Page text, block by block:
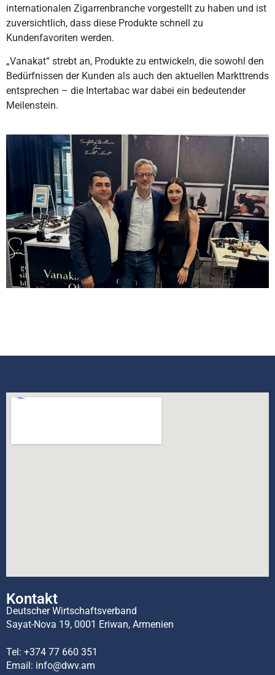
internationalen Zigarrenbranche vorgestellt zu haben und ist
zuversichtlich, dass diese Produkte schnell zu
Kundenfavoriten werden.
„Vanakat“ strebt an, Produkte zu entwickeln, die sowohl den
Bedürfnissen der Kunden als auch den aktuellen Markttrends
entsprechen – die Intertabac war dabei ein bedeutender
Meilenstein.
Kontakt
Deutscher Wirtschaftsverband
Sayat-Nova 19, 0001 Eriwan, Armenien
Tel: +374 77 660 351
Email: info@dwv.am